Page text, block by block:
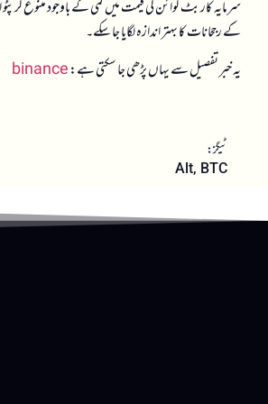
سرمایہ کار بٹ کوائن کی قیمت میں کمی کے باوجود متنوع
کے رجحانات کا بہتر اندازہ لگایا جا سکے۔
یہ خبر تفصیل سے یہاں پڑھی جا سکتی ہے:binance
ٹیگز:
Alt, BTC